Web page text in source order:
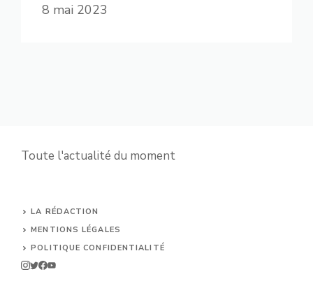
8 mai 2023
Toute l'actualité du moment
LA RÉDACTION
MENTIONS LÉGALES
POLITIQUE CONFIDENTIALITÉ